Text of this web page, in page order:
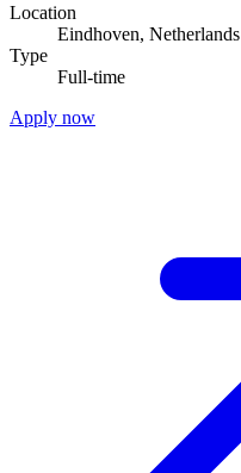
Location
Eindhoven, Netherlands
Type
Full-time
Apply now